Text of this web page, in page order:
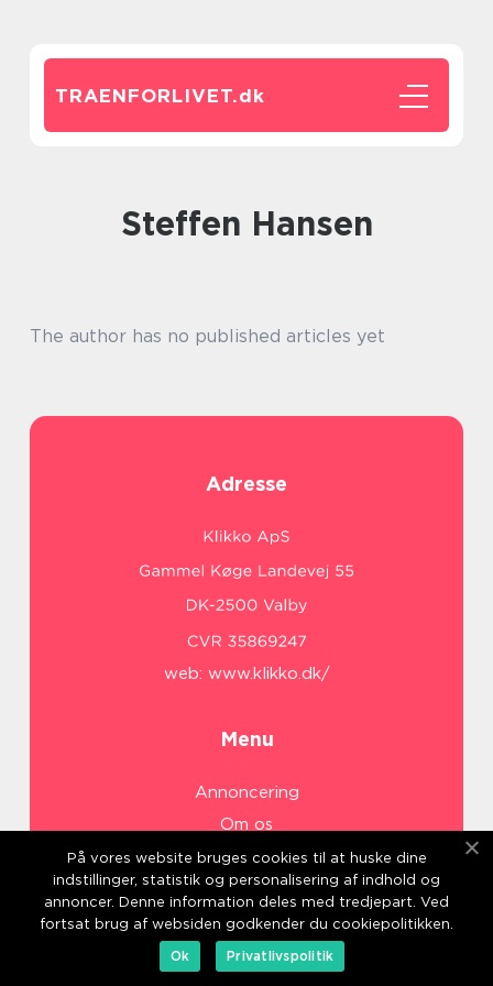
TRAENFORLIVET.dk
Steffen Hansen
The author has no published articles yet
Adresse
web: www.klikko.dk/
Menu
Annoncering
Om os
Cookies
Kontakt os
Sitemap
På vores website bruges cookies til at huske dine
indstillinger, statistik og personalisering af indhold og
annoncer. Denne information deles med tredjepart. Ved
fortsat brug af websiden godkender du cookiepolitikken.
Ok
Privatlivspolitik